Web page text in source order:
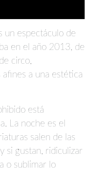
un espectáculo de
en el año 2013, de
circo,
a una estética
está
La noche es el
salen de las
si gustan, ridiculizar
o sublimar lo